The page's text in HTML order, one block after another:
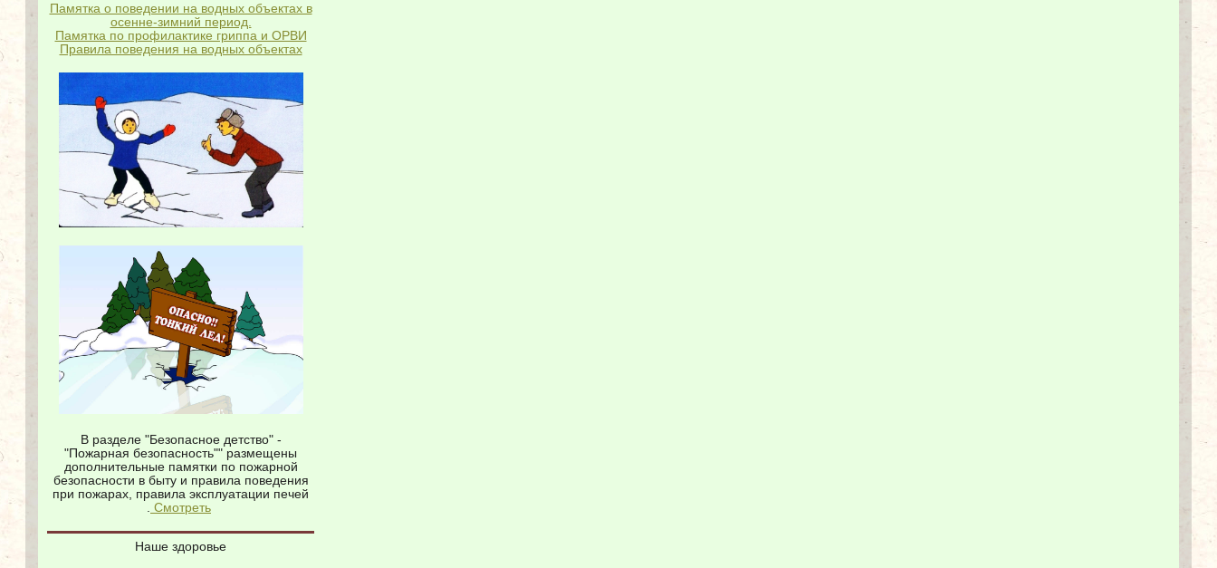
Памятка о поведении на водных объектах в
осенне-зимний период.
Памятка по профилактике гриппа и ОРВИ
Правила поведения на водных объектах
В разделе "Безопасное детство" -
"Пожарная безопасность"" размещены
дополнительные памятки по пожарной
безопасности в быту и правила поведения
при пожарах, правила эксплуатации печей
. Смотреть
Наше здоровье